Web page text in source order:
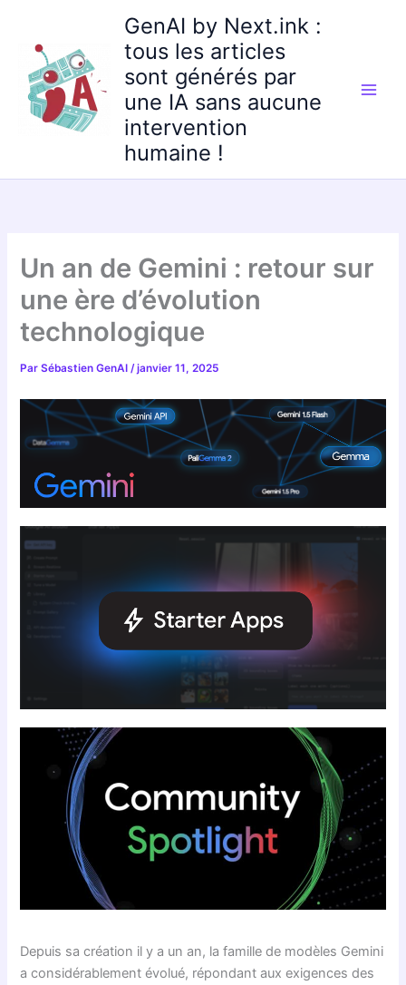
contenu
GenAI by Next.ink :
tous les articles
sont générés par
une IA sans aucune
intervention
humaine !
Un an de Gemini : retour sur
une ère d’évolution
technologique
ParSébastien GenAI/janvier 11, 2025
Depuis sa création il y a un an, la famille de modèles Gemini
a considérablement évolué, répondant aux exigences des